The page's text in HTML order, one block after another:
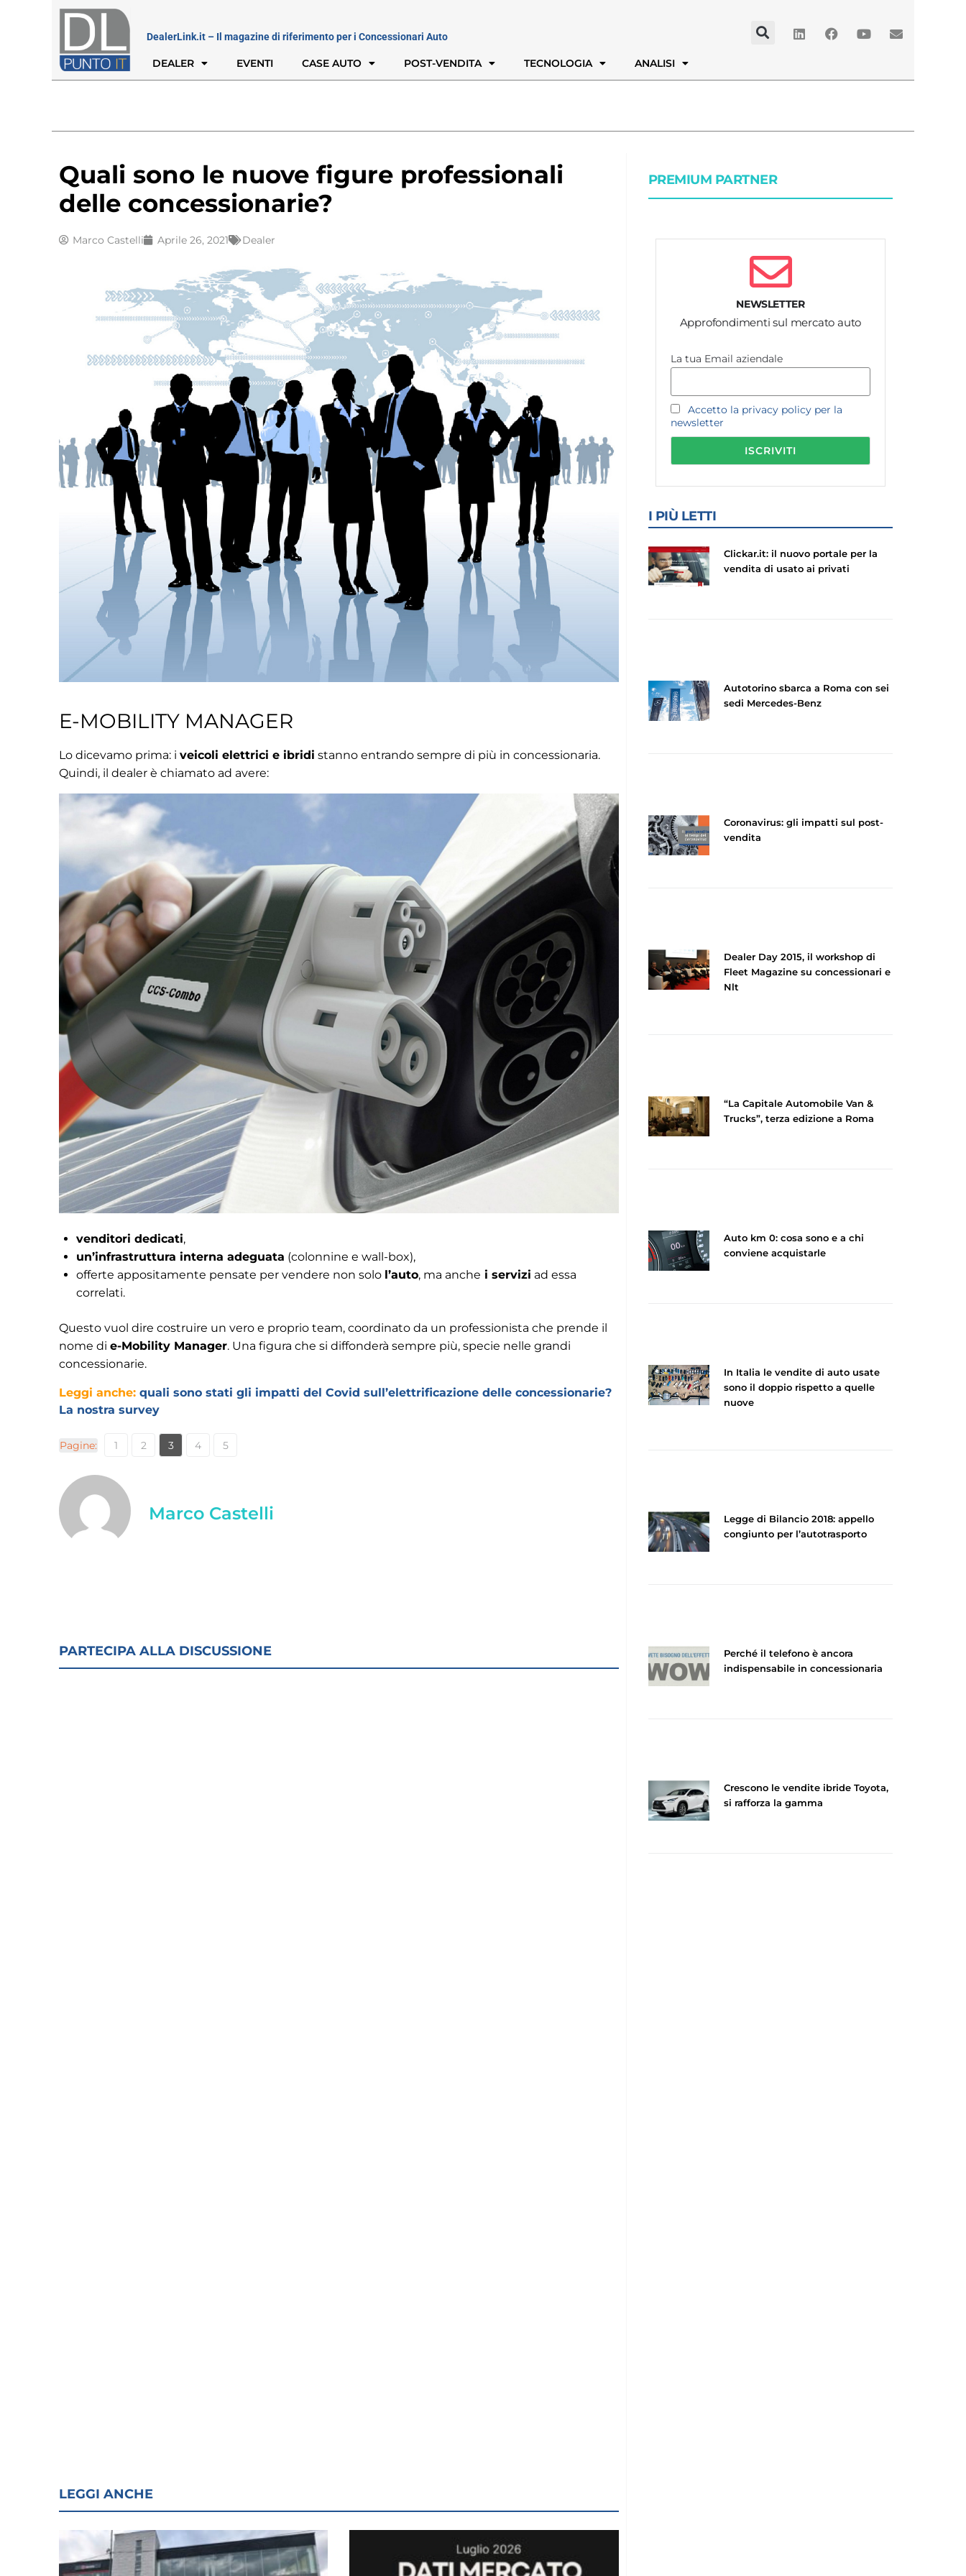
DealerLink.it – Il magazine di riferimento per i Concessionari Auto
DEALER EVENTI CASE AUTO POST-VENDITA TECNOLOGIA ANALISI
Quali sono le nuove figure professionali
delle concessionarie?
Marco Castelli Aprile 26, 2021 Dealer
E-MOBILITY MANAGER
Lo dicevamo prima: i veicoli elettrici e ibridi stanno entrando sempre di più in concessionaria.
Quindi, il dealer è chiamato ad avere:
venditori dedicati,
un’infrastruttura interna adeguata (colonnine e wall-box),
offerte appositamente pensate per vendere non solo l’auto, ma anche i servizi ad essa
correlati.
Questo vuol dire costruire un vero e proprio team, coordinato da un professionista che prende il
nome di e-Mobility Manager. Una figura che si diffonderà sempre più, specie nelle grandi
concessionarie.
Leggi anche: quali sono stati gli impatti del Covid sull’elettrificazione delle concessionarie?
La nostra survey
Pagine: 1 2 3 4 5
Marco Castelli
PARTECIPA ALLA DISCUSSIONE
LEGGI ANCHE
PREMIUM PARTNER
NEWSLETTER
Approfondimenti sul mercato auto
La tua Email aziendale
Accetto la privacy policy per la
newsletter
I PIÙ LETTI
Clickar.it: il nuovo portale per la
vendita di usato ai privati
Autotorino sbarca a Roma con sei
sedi Mercedes-Benz
Coronavirus: gli impatti sul post-
vendita
Dealer Day 2015, il workshop di
Fleet Magazine su concessionari e
Nlt
“La Capitale Automobile Van &
Trucks”, terza edizione a Roma
Auto km 0: cosa sono e a chi
conviene acquistarle
In Italia le vendite di auto usate
sono il doppio rispetto a quelle
nuove
Legge di Bilancio 2018: appello
congiunto per l’autotrasporto
Perché il telefono è ancora
indispensabile in concessionaria
Crescono le vendite ibride Toyota,
si rafforza la gamma